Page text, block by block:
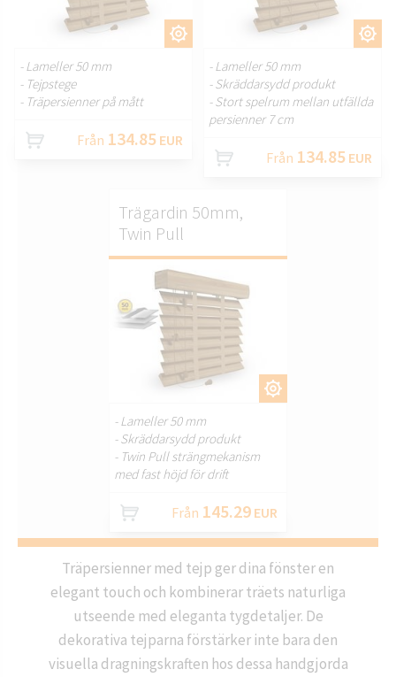
ANPASSA.
- Lameller 50 mm
- Tejpstege
- Träpersienner på mått
Från 134.85 EUR
ANPASSA.
- Lameller 50 mm
- Skräddarsydd produkt
- Stort spelrum mellan utfällda
persienner 7 cm
Från 134.85 EUR
ANPASSA.
Trägardin 50mm,
Twin Pull
- Lameller 50 mm
- Skräddarsydd produkt
- Twin Pull strängmekanism
med fast höjd för drift
Från 145.29 EUR
Träpersienner med tejp ger dina fönster en
elegant touch och kombinerar träets naturliga
utseende med eleganta tygdetaljer. De
dekorativa tejparna förstärker inte bara den
visuella dragningskraften hos dessa handgjorda